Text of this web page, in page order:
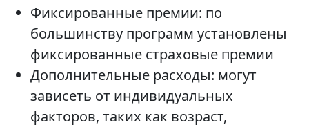
Фиксированные премии: по
большинству программ установлены
фиксированные страховые премии
Дополнительные расходы: могут
зависеть от индивидуальных
факторов, таких как возраст,